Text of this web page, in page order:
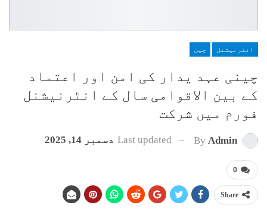
انٹرنیشنل چین
چینی عہد یدار کی امن اور اعتماد
کے بین الاقوامی سال کے انٹرنیشنل
فورم میں شرکت
By Admin
Last updated دسمبر 14, 2025
0
Share